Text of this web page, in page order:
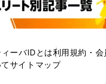
ーバIDとは利用規約・会
サイトマップ